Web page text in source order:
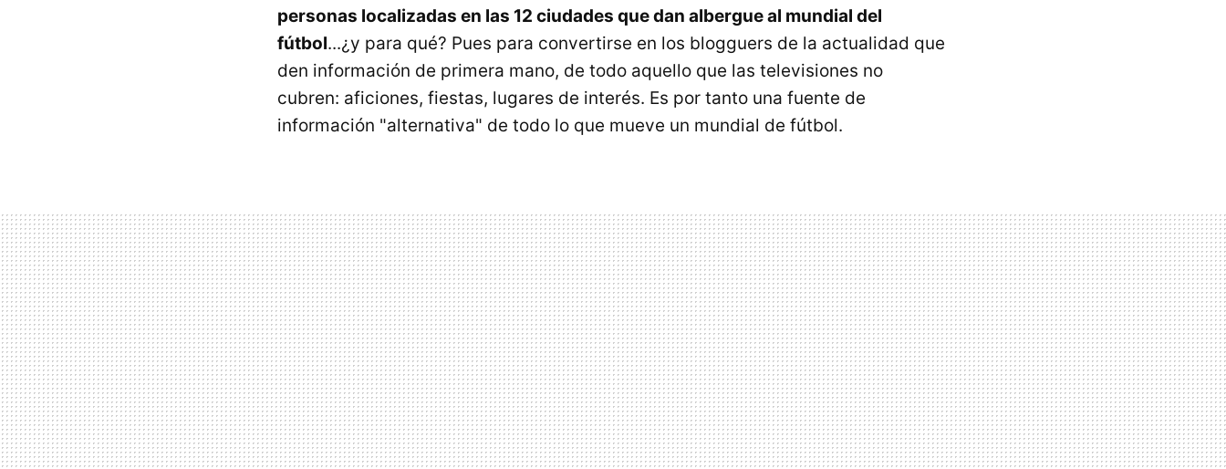
personas localizadas en las 12 ciudades que dan albergue al mundial del
fútbol...¿y para qué? Pues para convertirse en los blogguers de la actualidad que
den información de primera mano, de todo aquello que las televisiones no
cubren: aficiones, fiestas, lugares de interés. Es por tanto una fuente de
información "alternativa" de todo lo que mueve un mundial de fútbol.